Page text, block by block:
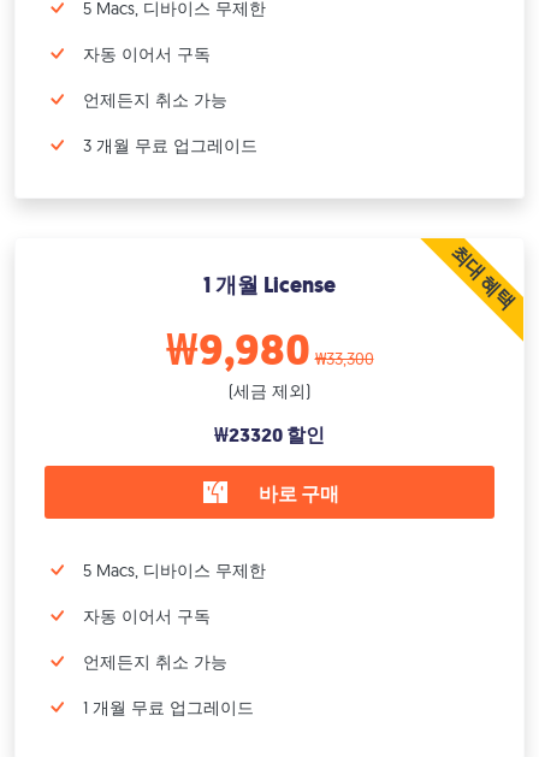
5 Macs, 디바이스 무제한
자동 이어서 구독
언제든지 취소 가능
3 개월 무료 업그레이드
최대 혜택
1 개월 License
₩9,980 ₩33,300
(세금 제외)
₩23320 할인
바로 구매
5 Macs, 디바이스 무제한
자동 이어서 구독
언제든지 취소 가능
1 개월 무료 업그레이드